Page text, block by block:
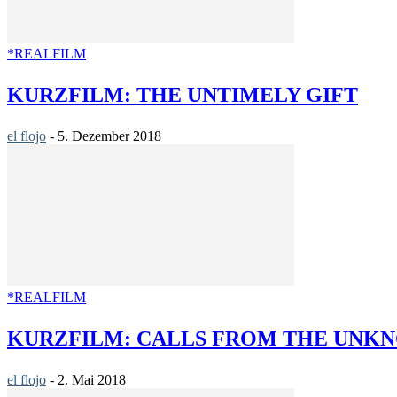
*REALFILM
KURZFILM: THE UNTIMELY GIFT
el flojo - 5. Dezember 2018
*REALFILM
KURZFILM: CALLS FROM THE
el flojo - 2. Mai 2018